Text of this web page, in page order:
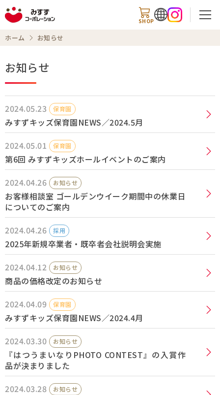
SHOP
商品情報
知る・楽しむ
レシピ
お知らせ
企業情報
採用情報
Q&A
お問い合わせ
ホーム お知らせ
お知らせ
2024.05.23 保育園
みすずキッズ保育園NEWS／2024.5月
2024.05.01
保育園
第6回 みすずキッズホールイベントのご案内
2024.04.26
お知らせ
お客様相談室 ゴールデンウイーク期間中の休業日
についてのご案内
2024.04.26
採用
2025年新規卒業者・既卒者会社説明会実施
2024.04.12
お知らせ
商品の価格改定のお知らせ
2024.04.09
保育園
みすずキッズ保育園NEWS／2024.4月
2024.03.30
お知らせ
『はつうまいなりPHOTO CONTEST』の入賞作
品が決まりました
2024.03.28
お知らせ